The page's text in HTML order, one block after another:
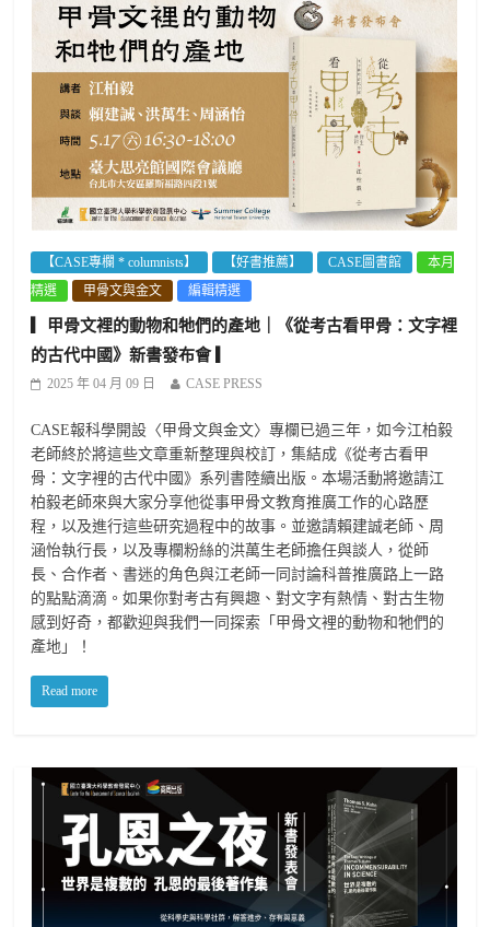
【CASE專欄 * columnists】 【好書推薦】 CASE圖書館
本月
精選
甲骨文與金文 編輯精選
▎甲骨文裡的動物和牠們的產地｜《從考古看甲骨：文字裡
的古代中國》新書發布會 ▎
2025 年 04 月 09 日 CASE PRESS
CASE報科學開設〈甲骨文與金文〉專欄已過三年，如今江柏毅
老師終於將這些文章重新整理與校訂，集結成《從考古看甲
骨：文字裡的古代中國》系列書陸續出版。本場活動將邀請江
柏毅老師來與大家分享他從事甲骨文教育推廣工作的心路歷
程，以及進行這些研究過程中的故事。並邀請賴建誠老師、周
涵怡執行長，以及專欄粉絲的洪萬生老師擔任與談人，從師
長、合作者、書迷的角色與江老師一同討論科普推廣路上一路
的點點滴滴。如果你對考古有興趣、對文字有熱情、對古生物
感到好奇，都歡迎與我們一同探索「甲骨文裡的動物和牠們的
產地」！
Read more